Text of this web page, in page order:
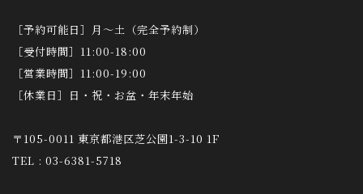
［予約可能日］月～土（完全予約制）
［受付時間］11:00-18:00
［営業時間］11:00-19:00
［休業日］日・祝・お盆・年末年始
〒105-0011 東京都港区芝公園1-3-10 1F
TEL : 03-6381-5718